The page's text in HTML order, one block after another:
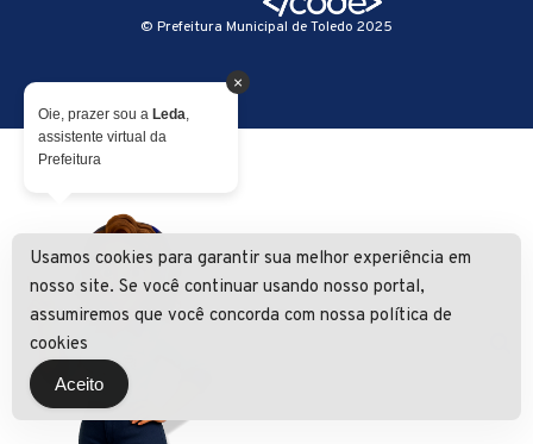
© Prefeitura Municipal de Toledo 2025
×
Oie, prazer sou a Leda,
assistente virtual da
Prefeitura
Usamos cookies para garantir sua melhor experiência em
nosso site. Se você continuar usando nosso portal,
assumiremos que você concorda com nossa política de
cookies
Aceito